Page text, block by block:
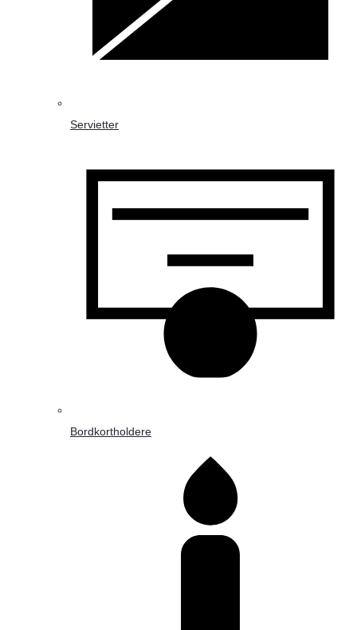
Servietter
Bordkortholdere